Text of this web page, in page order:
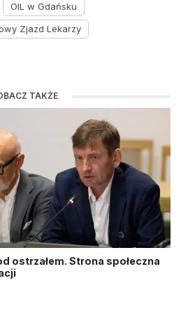
OIL w Gdańsku
Zjazd Lekarzy
TAKŻE
ostrzałem. Strona społeczna